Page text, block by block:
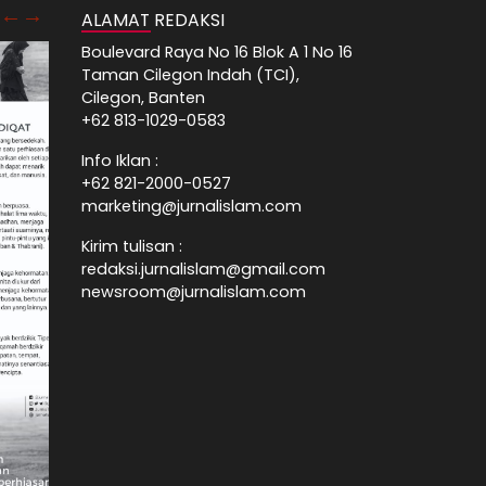
ALAMAT REDAKSI
Boulevard Raya No 16 Blok A 1 No 16
Taman Cilegon Indah (TCI),
Cilegon, Banten
+62 813-1029-0583
Info Iklan :
+62 821-2000-0527
marketing@jurnalislam.com
Kirim tulisan :
redaksi.jurnalislam@gmail.com
newsroom@jurnalislam.com